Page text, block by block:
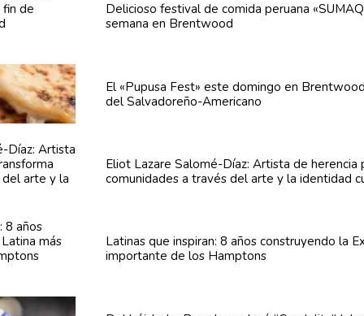
Delicioso festival de comida peruana
semana en Brentwood
El «Pupusa Fest» este domingo en
delSalvadoreño-Americano
Eliot LazareSalomé-Díaz: Artista de herencia
comunidades a través del arte y la identidad
Latinas que inspiran: 8 añosconstruyendo la
importante de los Hamptons